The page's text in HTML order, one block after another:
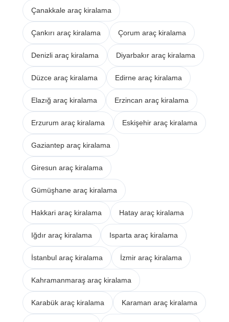
Çanakkale araç kiralama
Çankırı araç kiralama Çorum araç kiralama
Denizli araç kiralama Diyarbakır araç kiralama
Düzce araç kiralama Edirne araç kiralama
Elazığ araç kiralama Erzincan araç kiralama
Erzurum araç kiralama Eskişehir araç kiralama
Gaziantep araç kiralama
Giresun araç kiralama
Gümüşhane araç kiralama
Hakkari araç kiralama Hatay araç kiralama
Iğdır araç kiralama Isparta araç kiralama
İstanbul araç kiralama İzmir araç kiralama
Kahramanmaraş araç kiralama
Karabük araç kiralama Karaman araç kiralama